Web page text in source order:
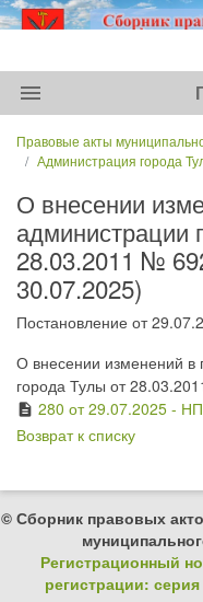
menu
Правовые акты
Администрация города
О внесении
администрации
28.03.2011 №
30.07.2025)
Постановление от
О внесении изменений в
города Тулы от
description 280 от 29.07.2025 -
Возврат к списку
© Сборник правовых
Регистрационный
регистрации: